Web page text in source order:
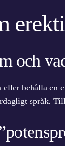
och
eller behålla
språk.